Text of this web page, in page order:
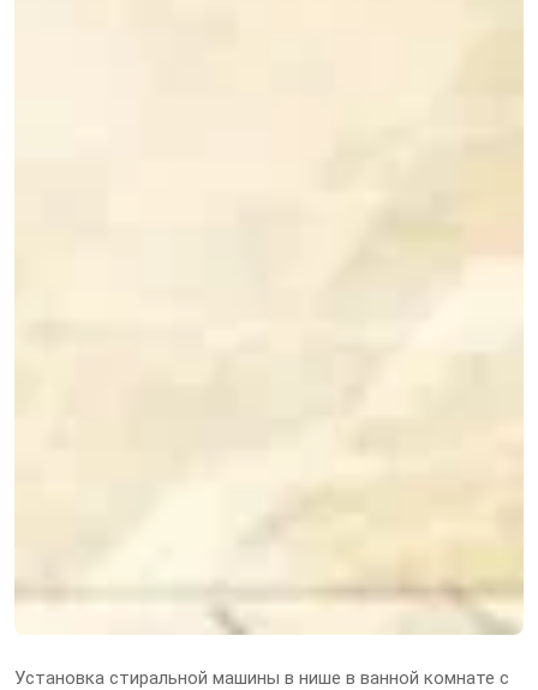
Установка стиральной машины в нише в ванной комнате с